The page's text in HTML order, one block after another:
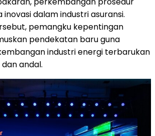
inovasi dalam industri asuransi.
pemangku kepentingan
pendekatan baru guna
industri energi terbarukan
andal.